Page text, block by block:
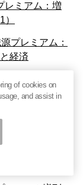
レミアム：増
プレミアム：
経済
of cookies on
and assist in